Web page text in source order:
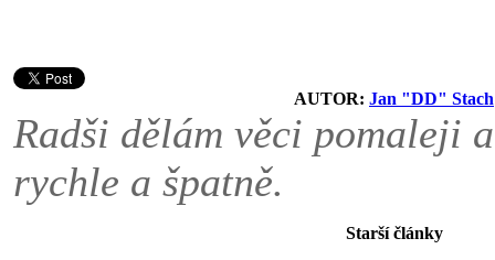
AUTOR: Jan "DD" Stach
Radši dělám věci pomaleji
rychle a špatně.
Starší články